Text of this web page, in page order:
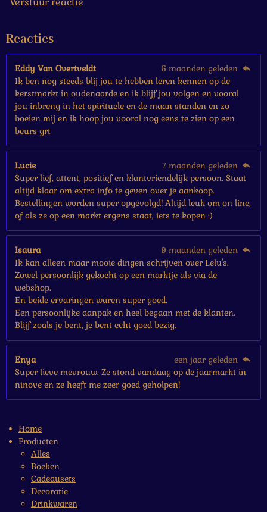
r
r
Reacties
Eddy Van Overtveldt
6 maanden geleden
Ik ben nog steeds blij jou te hebben leren kennen op de
kerstmarkt in oudenaarde en ik blijf jou volgen en vooral
jou inbreng in het spirituele en de maan standen en zo
boeien mij en ik hoop jou vooral nog eens te zien op een
beurs grt
Lucie
7 maanden geleden
Super lief, attent, positief en klantvriendelijk persoon. Staat
altijd klaar om extra info te geven over je aankoop.
Bestellingen worden super opgevolgd! Altijd leuk om on line,
of als ze op een markt ergens staat, iets te kopen :)
Isaura
9 maanden geleden
Ik kan alleen maar mooie dingen schrijven over Lelu's.
Zowel persoonlijk gekocht op een marktje als via de
webshop.
En beide ervaringen waren super goed.
Een persoonlijke aanpak en heel begaan met de klanten.
Blijf zoals je bent, je bent echt goed bezig.
Enya
een jaar geleden
Super lieve mevrouw. Ze stond vandaag op de jaarmarkt in
ninove en ze heeft me zeer goed geholpen!
Home
Producten
Alles
Boeken
Cadeausets
Decoratie
Drinkwaren